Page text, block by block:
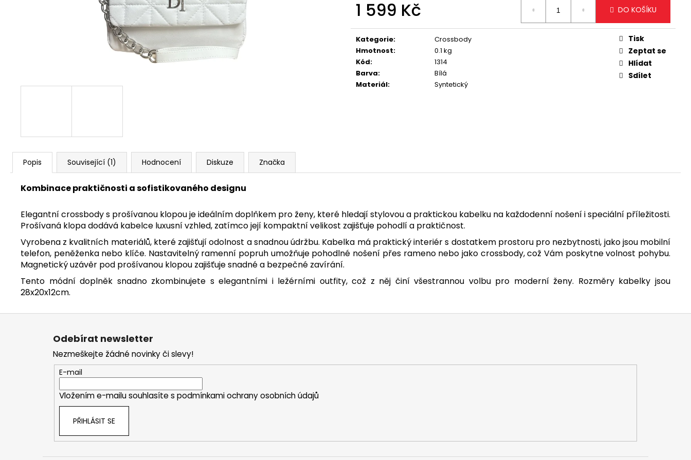
1 599 Kč
cena:
DO KOŠÍKU
Kategorie:
Crossbody
Hmotnost:
0.1 kg
Kód:
1314
Barva:
Bílá
Materiál: Syntetický
Tisk
Zeptat se
Hlídat
Sdílet
Popis Související (1) Hodnocení Diskuze Značka
Kombinace praktičnosti a sofistikovaného designu
Elegantní crossbody s prošívanou klopou je ideálním doplňkem pro ženy, které hledají stylovou a praktickou kabelku na každodenní nošení i speciální příležitosti.
Prošívaná klopa dodává kabelce luxusní vzhled, zatímco její kompaktní velikost zajišťuje pohodlí a praktičnost.
Vyrobena z kvalitních materiálů, které zajišťují odolnost a snadnou údržbu. Kabelka má praktický interiér s dostatkem prostoru pro nezbytnosti, jako jsou mobilní
telefon, peněženka nebo klíče. Nastavitelný ramenní popruh umožňuje pohodlné nošení přes rameno nebo jako crossbody, což Vám poskytne volnost pohybu.
Magnetický uzávěr pod prošívanou klopou zajišťuje snadné a bezpečné zavírání.
Tento módní doplněk snadno zkombinujete s elegantními i ležérními outfity, což z něj činí všestrannou volbu pro moderní ženy. Rozměry kabelky jsou
28x20x12cm.
ELEGANTNÍ KRÉMOVÁ KABELKA SE
ZLATÝM ŘETÍZKEM
KRÉMOVÁ PODLOUHLÁ KABELKA NA
RAMENO SE ZLATÝM DETAILEM
1 199 Kč
TMAVĚ HNĚDÁ PODLOUHLÁ KABELKA NA
RAMENO SE ZLATÝM DETAILEM
Z
Odebírat newsletter
Nezmeškejte žádné novinky či slevy!
E-mail
Vložením e-mailu souhlasíte s podmínkami ochrany osobních údajů
PŘIHLÁSIT SE